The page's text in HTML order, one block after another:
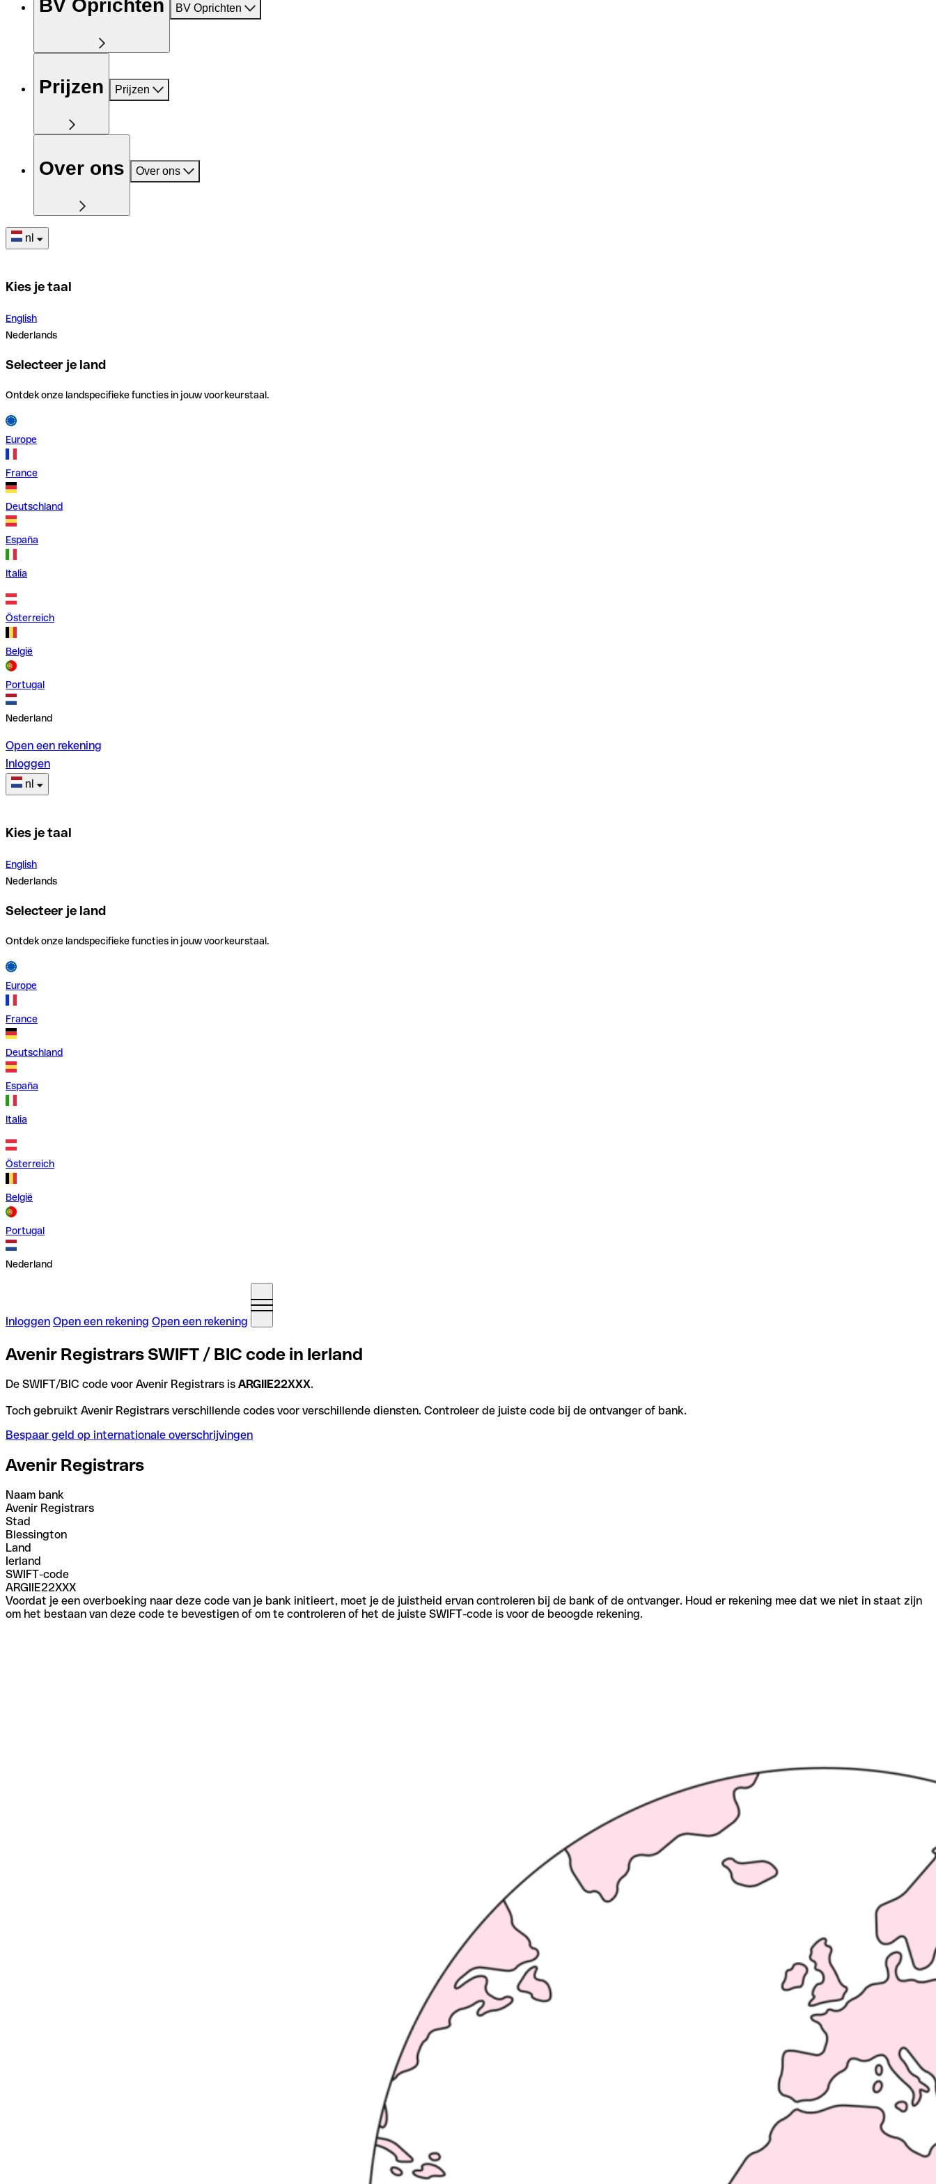
BV Oprichten BV Oprichten
Prijzen Prijzen
Over ons Over ons
nl
Kies je taal
English
Nederlands
Selecteer je land
Ontdek onze landspecifieke functies in jouw voorkeurstaal.
Europe
France
Deutschland
España
Italia
Österreich
België
Portugal
Nederland
Open een rekening
Inloggen
nl
Kies je taal
English
Nederlands
Selecteer je land
Ontdek onze landspecifieke functies in jouw voorkeurstaal.
Europe
France
Deutschland
España
Italia
Österreich
België
Portugal
Nederland
Inloggen Open een rekening Open een rekening
Avenir Registrars SWIFT / BIC code in Ierland
De SWIFT/BIC code voor Avenir Registrars is ARGIIE22XXX.
Toch gebruikt Avenir Registrars verschillende codes voor verschillende diensten. Controleer de juiste code bij de ontvanger of bank.
Bespaar geld op internationale overschrijvingen
Avenir Registrars
Naam bank
Avenir Registrars
Stad
Blessington
Land
Ierland
SWIFT-code
ARGIIE22XXX
Voordat je een overboeking naar deze code van je bank initieert, moet je de juistheid ervan controleren bij de bank of de ontvanger. Houd er rekening mee dat we niet in staat zijn
om het bestaan van deze code te bevestigen of om te controleren of het de juiste SWIFT-code is voor de beoogde rekening.